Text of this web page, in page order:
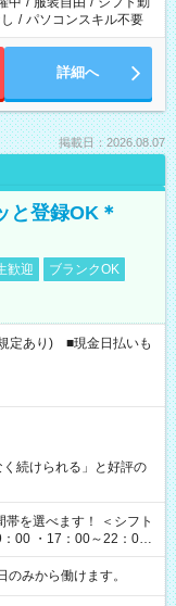
/ パソコンスキル不要
詳細へ
掲載日：2026.08.07
と登録OK＊
歓迎
ブランクOK
定あり) ■現金日払いも
続けられる」と好評の
00 ・17：00～22：00
など
みから働けます。